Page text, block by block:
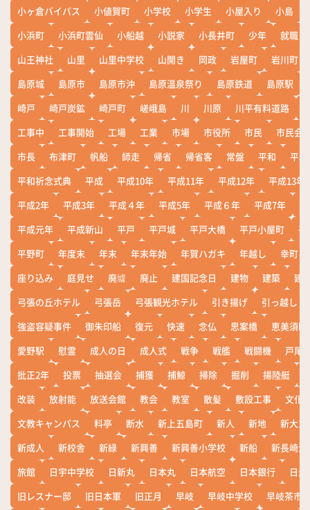
小ヶ倉バイパス 小値賀町 小学校 小学生 小屋入り 小島
小浜町
小浜町雲仙 小船越 小説家 小長井町 少年
就職
山王神社
山里 山里中学校 山開き 岡政 岩屋町
岩川町
島原城
島原市 島原市沖 島原温泉祭り 島原鉄道 島原駅
崎戸
崎戸炭鉱 崎戸町 嵯峨島 川 川原 川平有料道路
工事中
工事開始 工場 工業 市場 市役所 市民
市民会
市長
布津町 帆船 師走 帰省 帰省客 常盤 平和
平
平和祈念式典
平成 平成10年 平成11年 平成12年
平成13年
平成2年
平成3年 平成４年 平成5年 平成６年 平成7年
平成元年
平成新山 平戸 平戸城 平戸大橋 平戸小屋町
平
平野町
年度末 年末 年末年始 年賀ハガキ 年越し
幸町
座り込み
庭見せ 廃墟 廃止 建国記念日 建物 建築
建
弓張の丘ホテル
弓張岳 弓張観光ホテル 引き揚げ
引っ越し
強盗容疑事件
御朱印船 復元 快速 念仏 思案橋
恵美須町
愛野駅
慰霊 成人の日 成人式 戦争 戦艦 戦闘機
戸尾
批正2年
投票 抽選会 捕獲 捕鯨 掃除 掘削 揚陸艇
改装
放射能 放送会館 教会 教室 散髪 敷設工事
文化
文教キャンパス
料亭 断水 新上五島町 新人 新地
新大工
新成人
新校舎 新緑 新興善 新興善小学校 新船
新長崎漁
旅館
日宇中学校 日新丸 日本丸 日本航空 日本銀行
日
旧レスナー邸
旧日本軍 旧正月 早岐 早岐中学校
早岐茶市